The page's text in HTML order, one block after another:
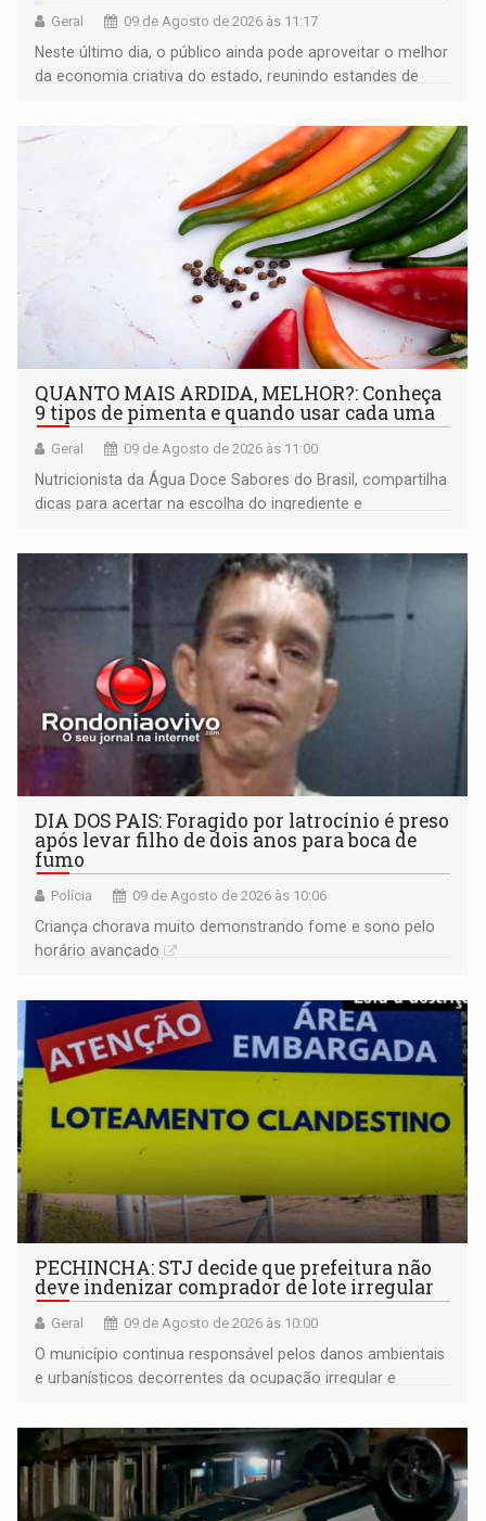
Geral 09 de Agosto de 2026 às 11:17
Neste último dia, o público ainda pode aproveitar o melhor
da economia criativa do estado, reunindo estandes de
QUANTO MAIS ARDIDA, MELHOR?: Conheça
9 tipos de pimenta e quando usar cada uma
Geral 09 de Agosto de 2026 às 11:00
Nutricionista da Água Doce Sabores do Brasil, compartilha
dicas para acertar na escolha do ingrediente e
DIA DOS PAIS: Foragido por latrocínio é preso
após levar filho de dois anos para boca de
fumo
Polícia 09 de Agosto de 2026 às 10:06
Criança chorava muito demonstrando fome e sono pelo
horário avançado
PECHINCHA: STJ decide que prefeitura não
deve indenizar comprador de lote irregular
Geral 09 de Agosto de 2026 às 10:00
O município continua responsável pelos danos ambientais
e urbanísticos decorrentes da ocupação irregular e